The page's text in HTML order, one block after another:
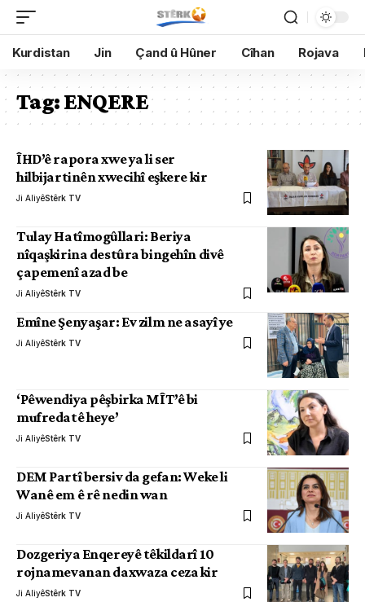
Kurdistan Jin Çand û Hûner Cîhan Rojava
Tag:ENQERE
ÎHD’ê rapora xwe ya li ser
hilbijartinên xwecihî eşkere kir
Ji AliyêStêrk TV
Tulay Hatîmogûllari: Beriya
nîqaşkirina destûra bingehîn divê
çapemenî azad be
Ji AliyêStêrk TV
Emîne Şenyaşar: Ev zilm ne asayî ye
Ji AliyêStêrk TV
‘Pêwendiya pêşbirka MÎT’ê bi
mufredatê heye’
Ji AliyêStêrk TV
DEM Partî bersiv da gefan: Weke li
Wanê em ê rê nedin wan
Ji AliyêStêrk TV
Dozgeriya Enqereyê têkildarî 10
rojnamevanan daxwaza ceza kir
Ji AliyêStêrk TV